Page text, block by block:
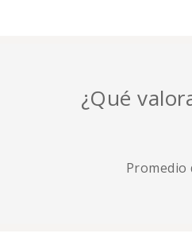
¿Qué